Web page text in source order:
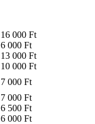
16 000 Ft
6 000 Ft
13 000 Ft
10 000 Ft
7 000 Ft
7 000 Ft
6 500 Ft
6 000 Ft